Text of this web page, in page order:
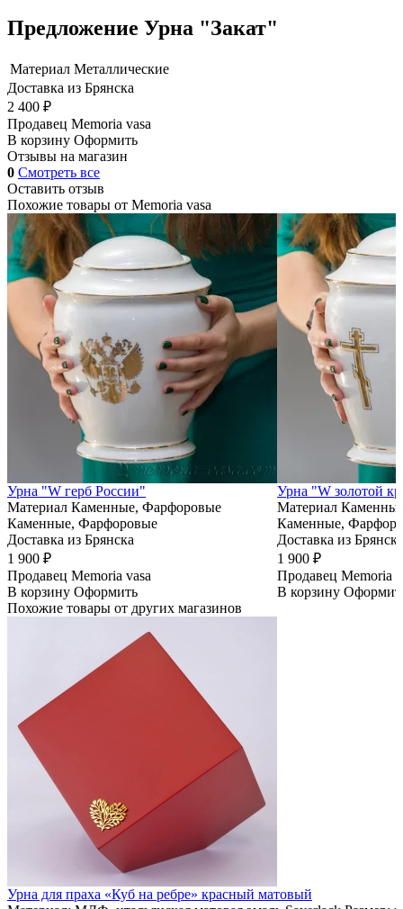
Предложение Урна "Закат"
Материал Металлические
Доставка из Брянска
2 400 ₽
Продавец Memoria vasa
В корзину Оформить
Отзывы на магазин
0 Смотреть все
Оставить отзыв
Похожие товары от Memoria vasa
Урна "W герб России"
Материал Каменные, Фарфоровые
Каменные, Фарфоровые
Доставка из Брянска
1 900 ₽
Продавец Memoria vasa
В корзину Оформить
Урна "W золотой
Материал
Каменные,
Доставка из Брянска
1 900 ₽
Продавец Memoria
В корзину
Похожие товары от других магазинов
Урна для праха «Куб на ребре» красный матовый